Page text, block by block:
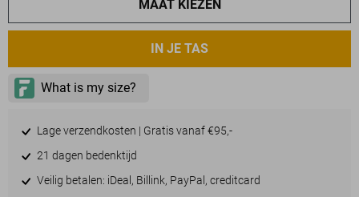
MAAT KIEZEN
IN JE TAS
Lage verzendkosten | Gratis vanaf €95,-
21 dagen bedenktijd
Veilig betalen: iDeal, Billink, PayPal, creditcard